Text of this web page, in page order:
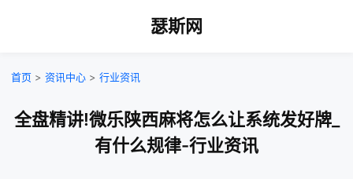
瑟斯网
首页 > 资讯中心 > 行业资讯
全盘精讲!微乐陕西麻将怎么让系统发好牌_
有什么规律-行业资讯